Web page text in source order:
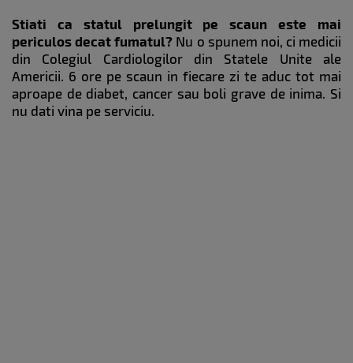
Stiati ca statul prelungit pe scaun este mai
periculos decat fumatul? Nu o spunem noi, ci medicii
din Colegiul Cardiologilor din Statele Unite ale
Americii. 6 ore pe scaun in fiecare zi te aduc tot mai
aproape de diabet, cancer sau boli grave de inima. Si
nu dati vina pe serviciu.